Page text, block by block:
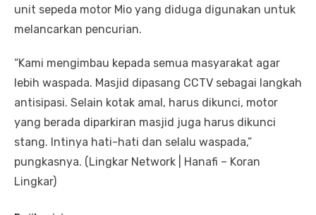
unit sepeda motor Mio yang diduga digunakan untuk
melancarkan pencurian.
“Kami mengimbau kepada semua masyarakat agar
lebih waspada. Masjid dipasang CCTV sebagai langkah
antisipasi. Selain kotak amal, harus dikunci, motor
yang berada diparkiran masjid juga harus dikunci
stang. Intinya hati-hati dan selalu waspada,”
pungkasnya. (Lingkar Network | Hanafi – Koran
Lingkar)